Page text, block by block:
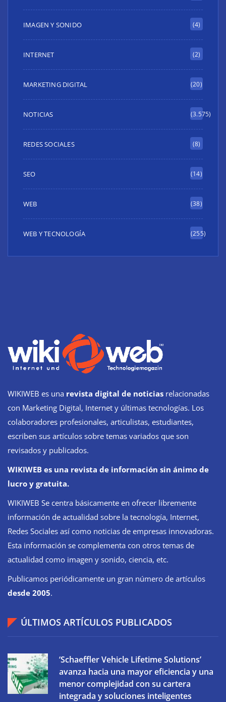
IMAGEN Y SONIDO (4)
INTERNET (2)
MARKETING DIGITAL (20)
NOTICIAS (3.575)
REDES SOCIALES (8)
SEO (14)
WEB (38)
WEB Y TECNOLOGÍA (255)
WIKIWEB es una revista digital de noticias relacionadas
con Marketing Digital, Internet y últimas tecnologías. Los
colaboradores profesionales, articulistas, estudiantes,
escriben sus artículos sobre temas variados que son
revisados y publicados.
WIKIWEB es una revista de información sin ánimo de
lucro y gratuita.
WIKIWEB Se centra básicamente en ofrecer libremente
información de actualidad sobre la tecnología, Internet,
Redes Sociales así como noticias de empresas innovadoras.
Esta información se complementa con otros temas de
actualidad como imagen y sonido, ciencia, etc.
Publicamos periódicamente un gran número de artículos
desde 2005.
ÚLTIMOS ARTÍCULOS PUBLICADOS
‘Schaeffler Vehicle Lifetime Solutions’
avanza hacia una mayor eficiencia y una
menor complejidad con su cartera
integrada y soluciones inteligentes